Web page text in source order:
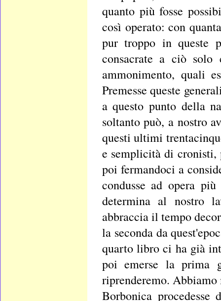
quanto più fosse
così operato: con
pur troppo in queste
consacrate a ciò solo
ammonimento, quali
Premesse queste
a questo punto della
soltanto può, a nostro
questi ultimi
e semplicità di cronisti,
poi fermandoci a
condusse ad opera
determina al nostro
abbraccia il tempo
la seconda da
quarto libro ci ha già
poi emerse la prima
riprenderemo.
Borbonica